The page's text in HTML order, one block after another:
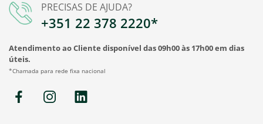
PRECISAS DE AJUDA?
+351 22 378 2220*
Atendimento ao Cliente disponível das 09h00 às 17h00 em dias
úteis.
*Chamada para rede fixa nacional